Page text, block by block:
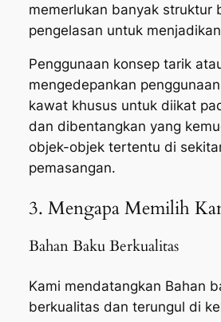
memerlukan banyak struktur
pengelasan untuk
Penggunaan konsep tarik
mengedepankan
kawat khusus untuk diikat
dan dibentangkan yang
objek-objek tertentu di
pemasangan.
3. Mengapa Memilih
Bahan Baku Berkualitas
Kami mendatangkan Bahan
berkualitas dan terungul di